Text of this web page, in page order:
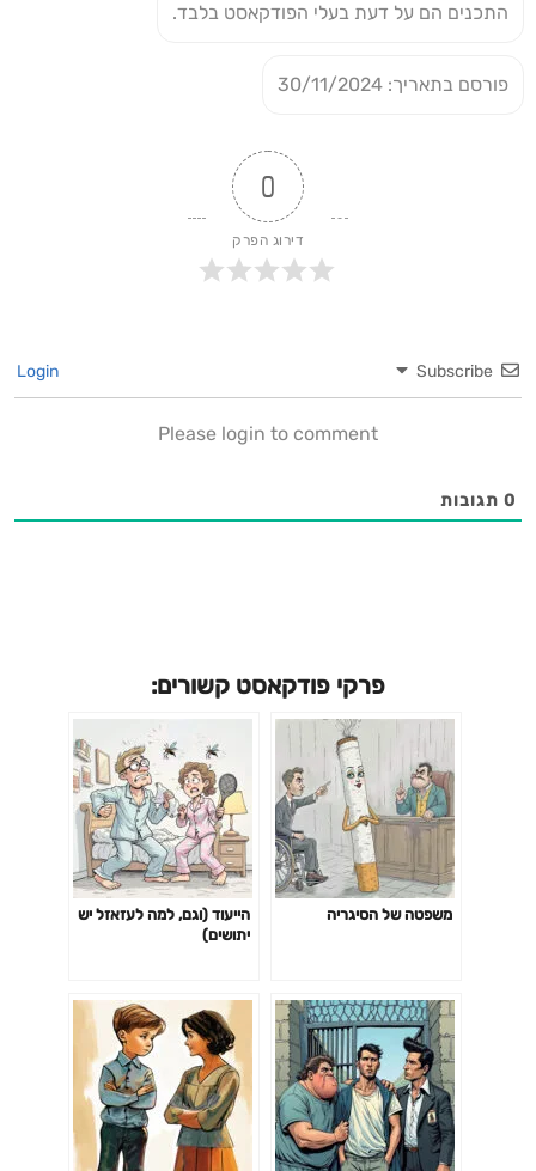
התכנים הם על דעת בעלי הפודקאסט בלבד.
פורסם בתאריך: 30/11/2024
0
דירוג הפרק
Subscribe
Please login to comment
0 תגובות
פרקי פודקאסט קשורים:
משפטה של הסיגריה
הייעוד (וגם, למה לעזאזל יש
יתושים)